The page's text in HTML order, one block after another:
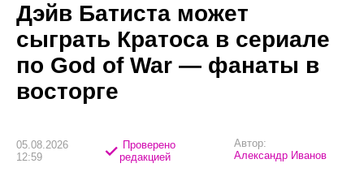
Дэйв Батиста может
сыграть Кратоса в сериале
по God of War — фанаты в
восторге
05.08.2026
12:59
Проверено
редакцией
Автор:
Александр Иванов